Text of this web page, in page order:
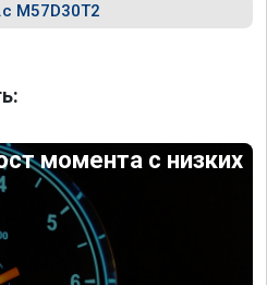
M57D30T2
момента с низких